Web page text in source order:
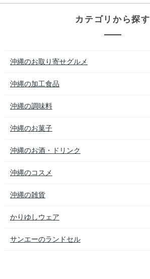
カテゴリから探す
沖縄のお取り寄せグルメ
沖縄の加工食品
沖縄の調味料
沖縄のお菓子
沖縄のお酒・ドリンク
沖縄のコスメ
沖縄の雑貨
かりゆしウェア
サンエーのランドセル